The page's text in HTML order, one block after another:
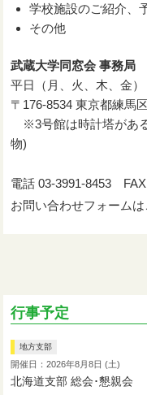
学校施設のご紹介、
その他
武蔵大学同窓会 事務局
平日（月、火、木、金
〒176-8534 東京都練馬
※3号館は時計塔があ
物)
電話 03-3991-8453 FAX
お問い合わせフォーム
行事予定
地方支部
開催日：2026年8月8日 (土)
北海道支部 総会･懇親会